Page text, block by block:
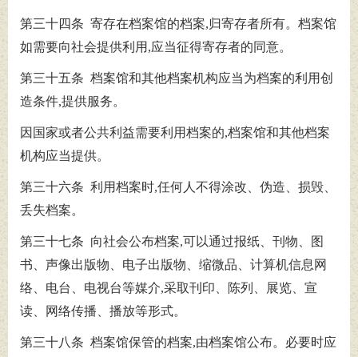
第三十四条 寄存在档案馆的档案,归寄存者所有。档案馆
如需要向社会提供利用,应当征得寄存者的同意。
第三十五条 档案馆和其他档案机构应当为档案的利用创
造条件,提供服务。
因国家或者公共利益需要利用档案的,档案馆和其他档案
机构应当提供。
第三十六条 利用档案时,任何人不得涂改、伪造、损毁、
丢失档案。
第三十七条 向社会公布档案,可以通过报纸、刊物、图
书、声像出版物、电子出版物、缩微品、计算机信息网
络、电台、电视台等媒介,采取刊印、陈列、展览、宣
读、网络传播、播放等形式。
第三十八条 档案馆保管的档案,由档案馆公布。必要时应